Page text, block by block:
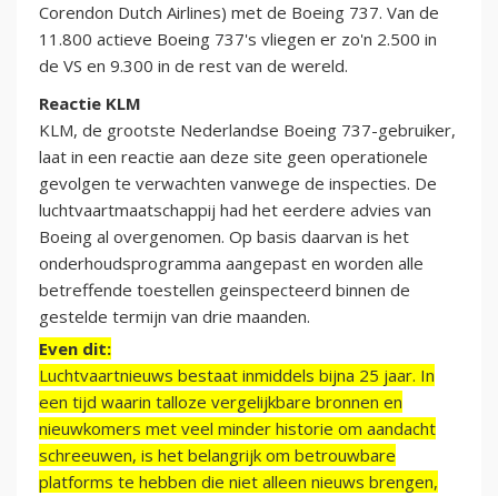
Corendon Dutch Airlines) met de Boeing 737. Van de
11.800 actieve Boeing 737's vliegen er zo'n 2.500 in
de VS en 9.300 in de rest van de wereld.
Reactie KLM
KLM, de grootste Nederlandse Boeing 737-gebruiker,
laat in een reactie aan deze site geen operationele
gevolgen te verwachten vanwege de inspecties. De
luchtvaartmaatschappij had het eerdere advies van
Boeing al overgenomen. Op basis daarvan is het
onderhoudsprogramma aangepast en worden alle
betreffende toestellen geinspecteerd binnen de
gestelde termijn van drie maanden.
Even dit:
Luchtvaartnieuws bestaat inmiddels bijna 25 jaar. In
een tijd waarin talloze vergelijkbare bronnen en
nieuwkomers met veel minder historie om aandacht
schreeuwen, is het belangrijk om betrouwbare
platforms te hebben die niet alleen nieuws brengen,